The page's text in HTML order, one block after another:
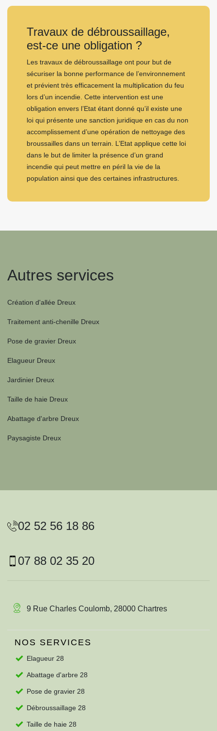
Travaux de débroussaillage,
est-ce une obligation ?
Les travaux de débroussaillage ont pour but de
sécuriser la bonne performance de l’environnement
et prévient très efficacement la multiplication du feu
lors d’un incendie. Cette intervention est une
obligation envers l’Etat étant donné qu’il existe une
loi qui présente une sanction juridique en cas du non
accomplissement d’une opération de nettoyage des
broussailles dans un terrain. L’Etat applique cette loi
dans le but de limiter la présence d’un grand
incendie qui peut mettre en péril la vie de la
population ainsi que des certaines infrastructures.
Autres services
Création d'allée Dreux
Traitement anti-chenille Dreux
Pose de gravier Dreux
Elagueur Dreux
Jardinier Dreux
Taille de haie Dreux
Abattage d'arbre Dreux
Paysagiste Dreux
02 52 56 18 86
07 88 02 35 20
9 Rue Charles Coulomb, 28000 Chartres
NOS SERVICES
Elagueur 28
Abattage d'arbre 28
Pose de gravier 28
Débroussaillage 28
Taille de haie 28